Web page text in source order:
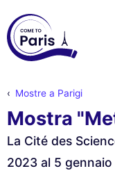
Mostre a Parigi
Mostra
La Cité des
2023 al 5